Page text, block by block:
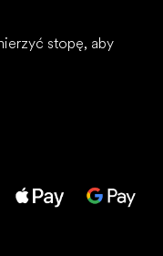
stopę, aby